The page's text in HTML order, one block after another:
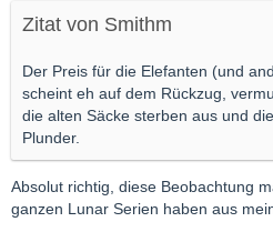
Zitat von Smithm
Der Preis für die Elefanten (und
scheint eh auf dem Rückzug,
die alten Säcke sterben aus und
Plunder.
Absolut richtig, diese Beobachtung
ganzen Lunar Serien haben aus